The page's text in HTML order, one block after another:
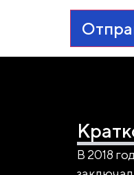
В 2018